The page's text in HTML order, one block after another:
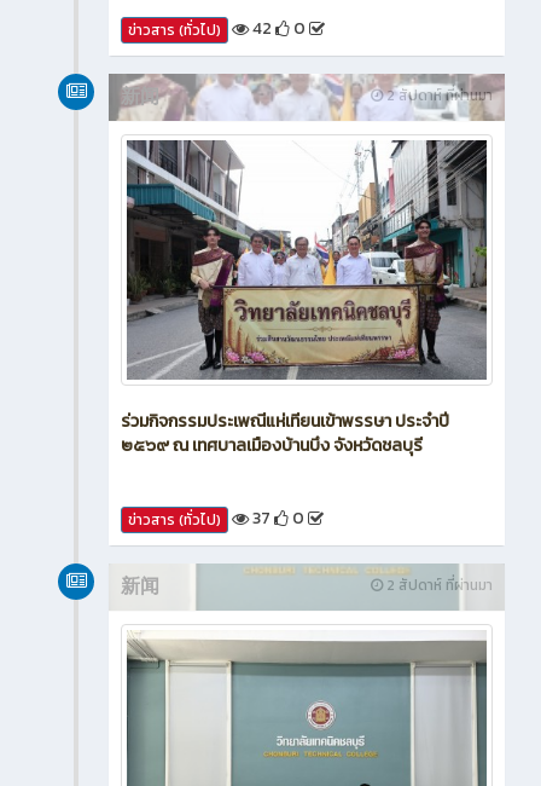
ข่าวสาร (ทั่วไป) 42 0
2 สัปดาห์ ที่ผ่านมา
新闻
ร่วมกิจกรรมประเพณีแห่เทียนเข้าพรรษา ประจำปี
๒๕๖๙ ณ เทศบาลเมืองบ้านบึง จังหวัดชลบุรี
ข่าวสาร (ทั่วไป) 37 0
2 สัปดาห์ ที่ผ่านมา
新闻